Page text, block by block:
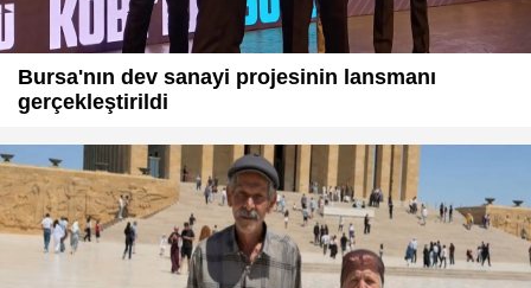
Bursa'nın dev sanayi projesinin lansmanı
gerçekleştirildi